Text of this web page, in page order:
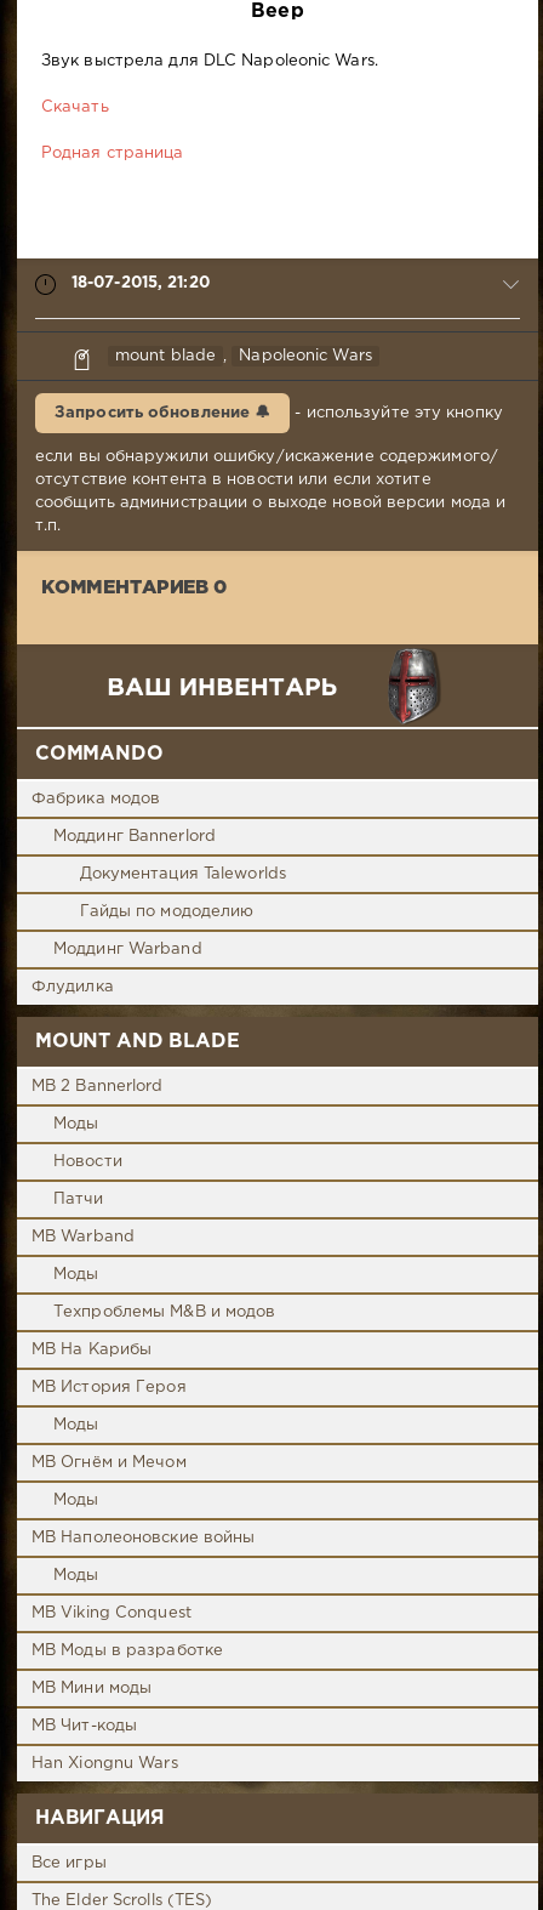
Beep
Звук выстрела для DLC Napoleonic Wars.
Скачать
Родная страница
18-07-2015, 21:20
yura
18-
21:20
Комментариев:
0
mount blade , Napoleonic Wars
Запросить обновление 🔔 - используйте эту кнопку
если вы обнаружили ошибку/искажение содержимого/
отсутствие контента в новости или если хотите
сообщить администрации о выходе новой версии мода и
т.п.
КОММЕНТАРИЕВ 0
COMMANDO
Фабрика модов
Моддинг Bannerlord
Документация Taleworlds
Гайды по мододелию
Моддинг Warband
Флудилка
MOUNT AND BLADE
MB 2 Bannerlord
Моды
Новости
Патчи
MB Warband
Моды
Техпроблемы M&B и модов
MB На Карибы
MB История Героя
Моды
MB Огнём и Мечом
Моды
MB Наполеоновские войны
Моды
MB Viking Conquest
MB Моды в разработке
MB Мини моды
MB Чит-коды
Han Xiongnu Wars
НАВИГАЦИЯ
Все игры
The Elder Scrolls (TES)